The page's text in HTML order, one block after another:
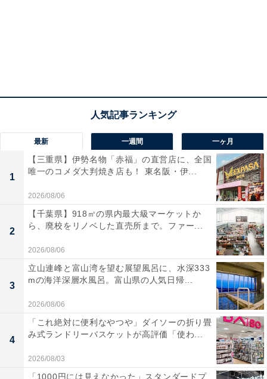
最新 一週間 一ヶ月
1
【三重県】伊勢名物「赤福」の直営店に、全国
唯一のコメダ大判焼き店も！ 東名阪・伊...
2026/08/06
2
【千葉県】918㎡の県内最大級マーケットか
ら、廃校をリノベした直売所まで。ファー...
2026/08/06
3
立山連峰と富山湾を望む展望風呂に、水深333
mの海洋深層水風呂。富山県の人気日帰...
2026/08/06
4
「これ絶対に便利なやつや」ダイソーの折り畳
み式ランドリーバスケットが高評価「使わ...
2026/08/03
「1000円には見えなかった」スタンダードプ